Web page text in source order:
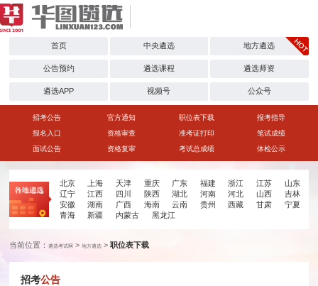
首页 中央遴选 地方遴选
公告预约 遴选课程 遴选师资
遴选APP 视频号 公众号
招考公告 官方通知 职位表下载
报考指导
报名入口
资格审查 准考证打印
笔试成绩
面试公告
资格复审 考试总成绩 体检公示
北京 上海 天津 重庆 广东 福建 浙江 江苏
山东
辽宁
江西 四川 陕西 湖北 河南 河北 山西
吉林
安徽
湖南 广西 海南 云南 贵州 西藏 甘肃
宁夏
青海
新疆 内蒙古 黑龙江
当前位置：遴选考试网 >地方遴选 >职位表下载
招考公告